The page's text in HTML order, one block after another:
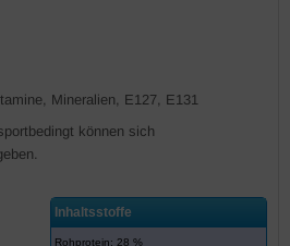
Mineralien, E127, E131
können sich
Inhaltsstoffe
Rohprotein: 28 %